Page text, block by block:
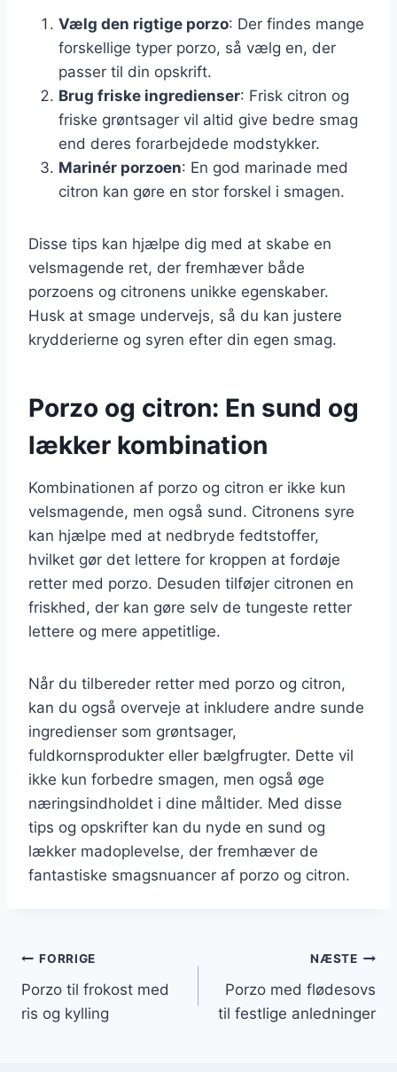
Vælg den rigtige porzo: Der findes mange
forskellige typer porzo, så vælg en, der
passer til din opskrift.
Brug friske ingredienser: Frisk citron og
friske grøntsager vil altid give bedre smag
end deres forarbejdede modstykker.
Marinér porzoen: En god marinade med
citron kan gøre en stor forskel i smagen.
Disse tips kan hjælpe dig med at skabe en
velsmagende ret, der fremhæver både
porzoens og citronens unikke egenskaber.
Husk at smage undervejs, så du kan justere
krydderierne og syren efter din egen smag.
Porzo og citron: En sund og
lækker kombination
Kombinationen af porzo og citron er ikke kun
velsmagende, men også sund. Citronens syre
kan hjælpe med at nedbryde fedtstoffer,
hvilket gør det lettere for kroppen at fordøje
retter med porzo. Desuden tilføjer citronen en
friskhed, der kan gøre selv de tungeste retter
lettere og mere appetitlige.
Når du tilbereder retter med porzo og citron,
kan du også overveje at inkludere andre sunde
ingredienser som grøntsager,
fuldkornsprodukter eller bælgfrugter. Dette vil
ikke kun forbedre smagen, men også øge
næringsindholdet i dine måltider. Med disse
tips og opskrifter kan du nyde en sund og
lækker madoplevelse, der fremhæver de
fantastiske smagsnuancer af porzo og citron.
Indlægsnavigation
FORRIGE
Porzo til frokost med
ris og kylling
NÆSTE
Porzo med flødesovs
til festlige anledninger